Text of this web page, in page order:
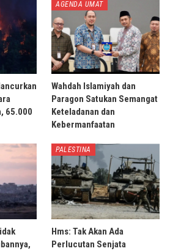
65.000
AGENDA UMAT
Wahdah Islamiyah dan
Paragon Satukan Semangat
Keteladanan dan
Kebermanfaatan
PALESTINA
Hms: Tak Akan Ada
Perlucutan Senjata